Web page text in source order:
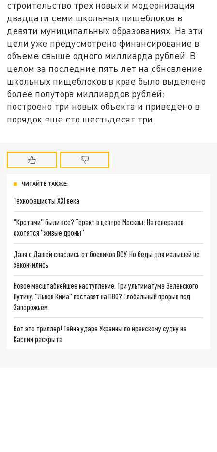
строительство трех новых и модернизация
двадцати семи школьных пищеблоков в
девяти муниципальных образованиях. На эти
цели уже предусмотрено финансирование в
объеме свыше одного миллиарда рублей. В
целом за последние пять лет на обновление
школьных пищеблоков в крае было выделено
более полутора миллиардов рублей:
построено три новых объекта и приведено в
порядок еще сто шестьдесят три.
ЧИТАЙТЕ ТАКЖЕ:
Технофашисты XXI века
"Кротами" были все? Теракт в центре Москвы: На генералов
охотятся "живые дроны"
Даня с Дашей спаслись от боевиков ВСУ. Но беды для малышей не
закончились
Новое масштабнейшее наступление. Три ультиматума Зеленского
Путину. "Львов Кима" поставят на ПВО? Глобальный прорыв под
Запорожьем
Вот это триллер! Тайна удара Украины по иранскому судну на
Каспии раскрыта